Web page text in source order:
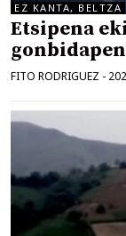
EZ KANTA, BELTZA
Etsipena
FITO RODRIGUEZ -